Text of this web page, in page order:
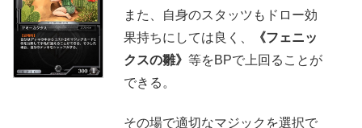
また、自身のスタッツもドロー効
果持ちにしては良く、
《フェニッ
クスの雛》 等をBPで上回ることが
できる。
その場で適切なマジックを選択で